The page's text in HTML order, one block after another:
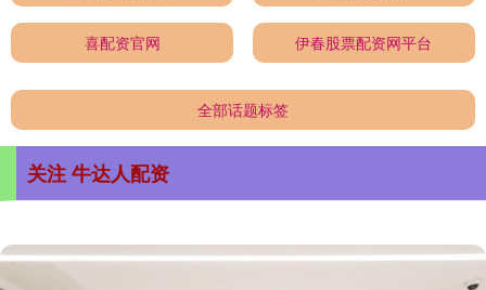
喜配资官网 伊春股票配资网平台
全部话题标签
关注 牛达人配资